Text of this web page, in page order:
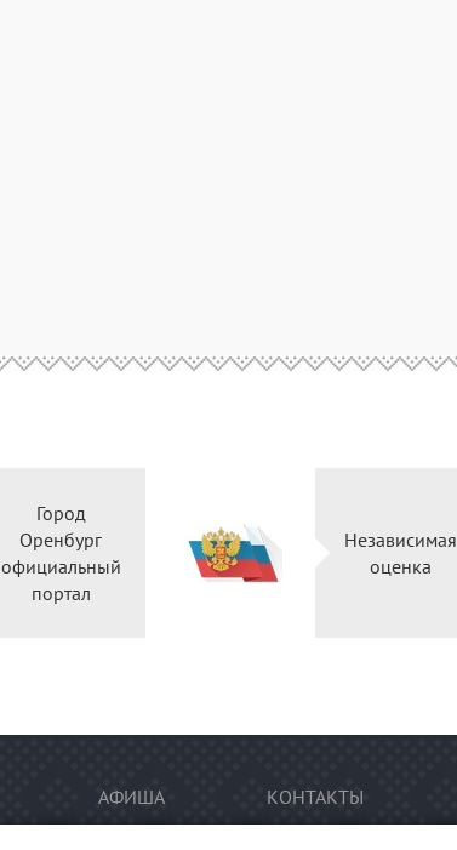
Город
Оренбург
официальный
портал
Независимая
оценка
АФИША КОНТАКТЫ